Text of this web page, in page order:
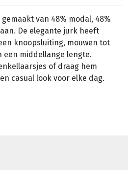
van 48% modal, 48%
De elegante jurk heeft
knoopsluiting, mouwen tot
een middellange lengte.
of draag hem
casual look voor elke dag.